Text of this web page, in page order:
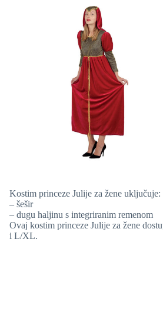
Kostim princeze Julije za žene uključuje:
– šešir
– dugu haljinu s integriranim remenom
Ovaj kostim princeze Julije za žene
i L/XL.